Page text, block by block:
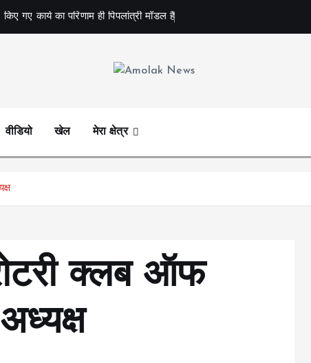
गए कार्य का परिणाम ही पिपलांत्री मॉडल है
वीडियो खेल मेरा क्षेत्र
क्लब ऑफ